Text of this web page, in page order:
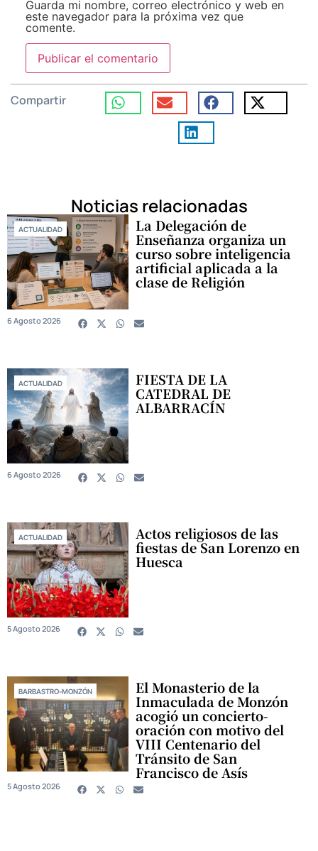
Guarda mi nombre, correo electrónico y web en
este navegador para la próxima vez que
comente.
Compartir
Noticias relacionadas
ACTUALIDAD La Delegación de
Enseñanza organiza un
curso sobre inteligencia
artificial aplicada a la
clase de Religión
6 Agosto 2026
ACTUALIDAD FIESTA DE LA
CATEDRAL DE
ALBARRACÍN
6 Agosto 2026
ACTUALIDAD Actos religiosos de las
fiestas de San Lorenzo en
Huesca
5 Agosto 2026
BARBASTRO-MONZÓN El Monasterio de la
Inmaculada de Monzón
acogió un concierto-
oración con motivo del
VIII Centenario del
Tránsito de San
Francisco de Asís
5 Agosto 2026